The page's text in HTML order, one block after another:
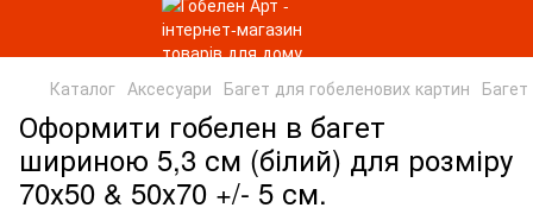
Каталог Аксесуари Багет для гобеленових картин
Оформити гобелен в багет
шириною 5,3 см (білий) для розміру
70х50 & 50х70 +/- 5 см.